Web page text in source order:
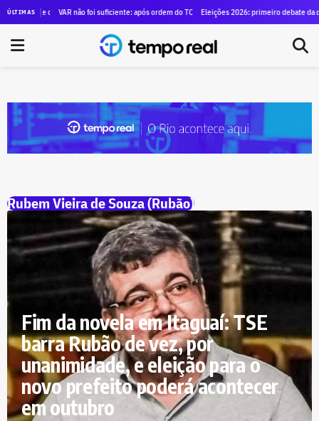
ÚLTIMAS
no Rio e compliance para alugar SUVs blindados para diretores por R$ 1,29 milhão
VAR não foi suficiente: após ordem do TCE para anular contrato de mais de R$
Eleições 2026: primeiro debate da
Rubem Vieira de Souza (Rubão)
Fim da novela em Itaguaí: TSE
barra Rubão de vez, por
unanimidade, e eleição para o
novo prefeito poderá acontecer
em outubro